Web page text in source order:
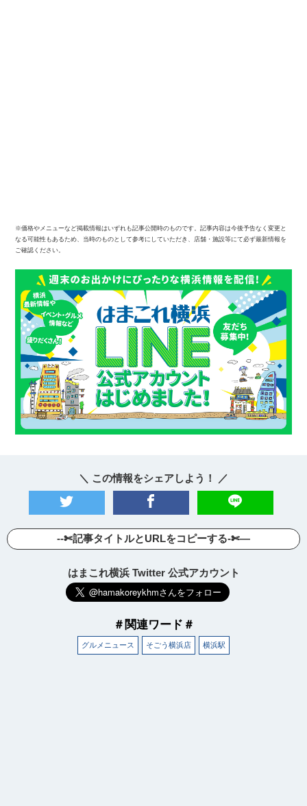
※価格やメニューなど掲載情報はいずれも記事公開時のものです。記事内容は今後予告なく変更と
なる可能性もあるため、当時のものとして参考にしていただき、店舗・施設等にて必ず最新情報を
ご確認ください。
＼ この情報をシェアしよう！ ／
--✄記事タイトルとURLをコピーする-✄—
はまこれ横浜 Twitter 公式アカウント
＃関連ワード＃
グルメニュース そごう横浜店 横浜駅